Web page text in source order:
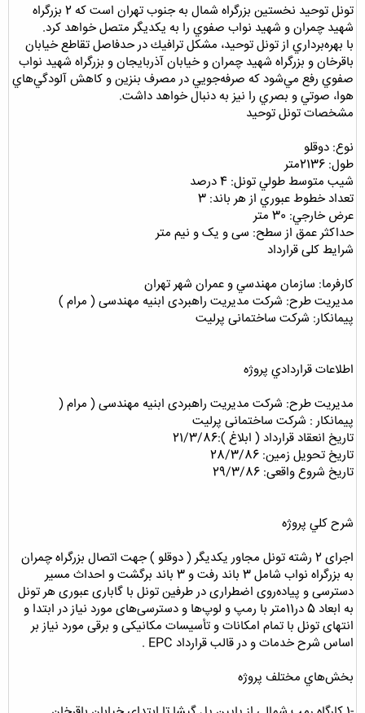
تونل توحيد نخستين بزرگراه شمال به جنوب تهران است كه 2 بزرگراه
شهيد چمران و شهيد نواب صفوي را به يكديگر متصل خواهد كرد.
با بهره‌برداري از تونل توحيد، مشكل ترافيك در حدفاصل تقاطع خيابان
باقرخان و بزرگراه شهيد چمران و خيابان آذربايجان و بزرگراه شهيد نواب
صفوي رفع مي‌شود كه صرفه‌جويي در مصرف بنزين و كاهش آلودگي‌‌هاي
هوا، صوتي و بصري را نيز به دنبال خواهد داشت.
مشخصات تونل توحيد
نوع: دوقلو
طول: 2136متر
شيب متوسط طولي تونل: 4 درصد
تعداد خطوط عبوري از هر باند: 3
عرض خارجي: 30 متر
حداكثر عمق از سطح: سی و یک و نیم متر
شرایط کلی قرارداد
كارفرما: سازمان مهندسي و عمران شهر تهران
مدیریت طرح: شرکت مدیریت راهبردی ابنیه مهندسی ( مرام )
پیمانکار: شرکت ساختمانی پرلیت
اطلاعات قراردادي پروژه
مدیریت طرح: شرکت مدیریت راهبردی ابنیه مهندسی ( مرام (
پیمانکار : شرکت ساختمانی پرلیت
تاریخ انعقاد قرارداد ( ابلاغ ):21/3/86
تاریخ تحویل زمین: 28/3/86
تاریخ شروع واقعی: 29/3/86
شرح كلي پروژه
اجرای 2 رشته تونل مجاور یکدیگر ( دوقلو ) جهت اتصال بزرگراه چمران
به بزرگراه نواب شامل 3 باند رفت و 3 باند برگشت و احداث مسیر
دسترسی و پیاده‌روی اضطراری در طرفین تونل با گاباری عبوری هر تونل
به ابعاد 5 در11متر با رمپ و لوپ‌ها و دسترسی‌های مورد نیاز در ابتدا و
انتهای تونل با تمام امکانات و تأسیسات مکانیکی و برقی مورد نیاز بر
اساس شرح خدمات و در قالب قرارداد EPC .
بخش‌هاي مختلف پروژه